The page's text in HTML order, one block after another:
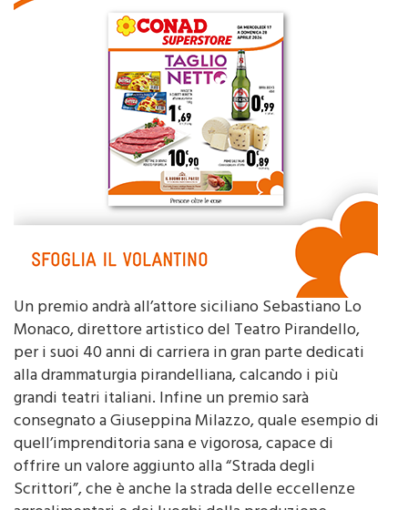
Un premio andrà all’attore siciliano Sebastiano Lo
Monaco, direttore artistico del Teatro Pirandello,
per i suoi 40 anni di carriera in gran parte dedicati
alla drammaturgia pirandelliana, calcando i più
grandi teatri italiani. Infine un premio sarà
consegnato a Giuseppina Milazzo, quale esempio di
quell’imprenditoria sana e vigorosa, capace di
offrire un valore aggiunto alla “Strada degli
Scrittori”, che è anche la strada delle eccellenze